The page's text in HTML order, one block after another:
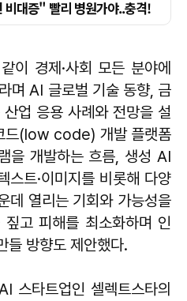
이 경제·사회 모든 분야에
며 AI 글로벌 기술 동향, 금
산업 응용 사례와 전망을 설
드(low code) 개발 플랫폼
을 개발하는 흐름, 생성 AI
스트·이미지를 비롯해 다양
데 열리는 기회와 가능성을
고 피해를 최소화하며 인
들 방향도 제안했다.
스타트업인 셀렉트스타의